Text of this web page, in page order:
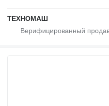
ТЕХНОМАШ